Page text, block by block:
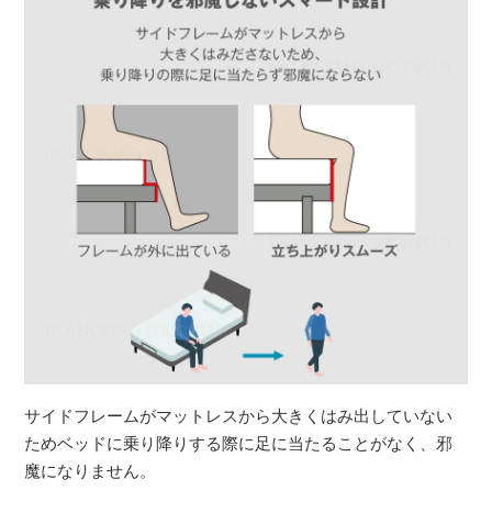
サイドフレームがマットレスから大きくはみ出していない
ためベッドに乗り降りする際に足に当たることがなく、邪
魔になりません。